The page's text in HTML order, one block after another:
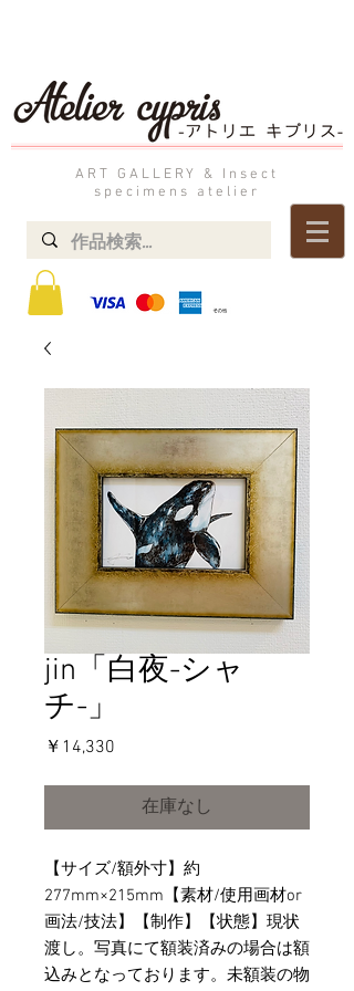
ART GALLERY & Insect
specimens atelier
jin「白夜-シャ
チ-」
￥14,330
在庫なし
【サイズ/額外寸】約
277mm×215mm【素材/使用画材or
画法/技法】【制作】【状態】現状
渡し。写真にて額装済みの場合は額
込みとなっております。未額装の物